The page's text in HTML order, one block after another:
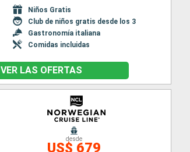
Niños Gratis
Club de niños gratis desde los 3
Gastronomía italiana
Comidas incluidas
VER LAS OFERTAS
desde
US$ 679